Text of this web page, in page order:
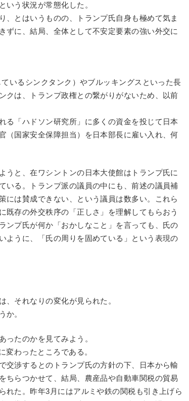
いう状況が常態化した。
、とはいうものの、トランプ氏自身も極めて気ま
ずに、結局、全体として不安定要素の強い外交に
いるシンクタンク）やブルッキングスといった長
クは、トランプ政権との繋がりがないため、以前
る「ハドソン研究所」に多くの資金を投じて日本
（国家安全保障担当）を日本部長に雇い入れ、何
うと、在ワシントンの日本大使館はトランプ氏に
いる。トランプ派の議員の中にも、前述の議員補
には賛成できない、という議員は数多い。これら
既存の外交秩序の「正しさ」を理解してもらおう
ンプ氏が何か「おかしなこと」を言っても、氏の
ように、「氏の周りを固めている」という表現の
、それなりの変化が見られた。
か。
ったのかを見てみよう。
変わったところである。
交渉するとのトランプ氏の方針の下、日本から輸
ちらつかせて、結局、農産品や自動車関税の貿易
れた。昨年3月にはアルミや鉄の関税も引き上げら